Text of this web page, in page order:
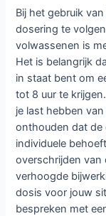
Bij het gebruik
dosering te
volwassenen is
Het is belangrijk
in staat bent om
tot 8 uur te
je last hebben
onthouden dat de
individuele
overschrijden van
verhoogde
dosis voor jouw
bespreken met